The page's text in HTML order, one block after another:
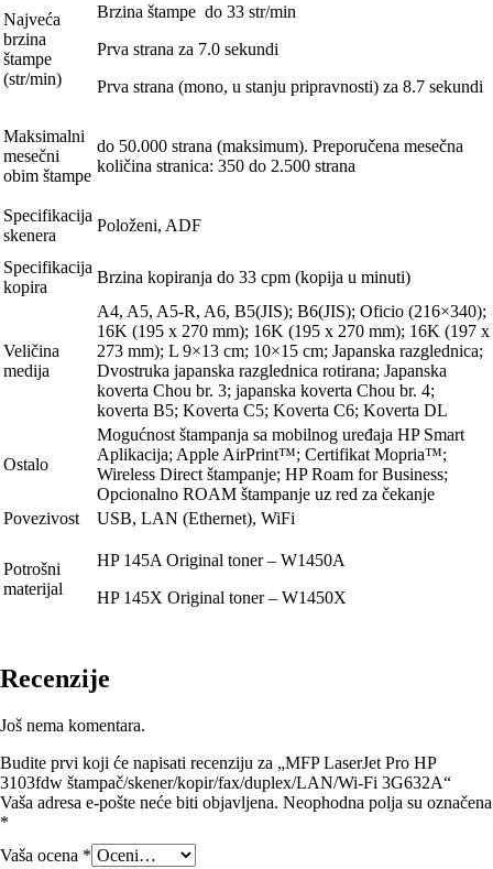
Najveća
brzina
štampe
(str/min)
Brzina štampe do 33 str/min
Prva strana za 7.0 sekundi
Prva strana (mono, u stanju pripravnosti) za 8.7 sekundi
Maksimalni
mesečni
obim štampe
do 50.000 strana (maksimum). Preporučena mesečna
količina stranica: 350 do 2.500 strana
Specifikacija
skenera
Položeni, ADF
Specifikacija
kopira
Brzina kopiranja do 33 cpm (kopija u minuti)
Veličina
medija
A4, A5, A5-R, A6, B5(JIS); B6(JIS); Oficio (216×340);
16K (195 x 270 mm); 16K (195 x 270 mm); 16K (197 x
273 mm); L 9×13 cm; 10×15 cm; Japanska razglednica;
Dvostruka japanska razglednica rotirana; Japanska
koverta Chou br. 3; japanska koverta Chou br. 4;
koverta B5; Koverta C5; Koverta C6; Koverta DL
Ostalo
Mogućnost štampanja sa mobilnog uređaja HP Smart
Aplikacija; Apple AirPrint™; Certifikat Mopria™;
Wireless Direct štampanje; HP Roam for Business;
Opcionalno ROAM štampanje uz red za čekanje
Povezivost
USB, LAN (Ethernet), WiFi
Potrošni
materijal
HP 145A Original toner – W1450A
HP 145X Original toner – W1450X
Recenzije
Još nema komentara.
Budite prvi koji će napisati recenziju za „MFP LaserJet Pro HP
3103fdw štampač/skener/kopir/fax/duplex/LAN/Wi-Fi 3G632A“
Vaša adresa e-pošte neće biti objavljena. Neophodna polja su označena
*
Vaša ocena *